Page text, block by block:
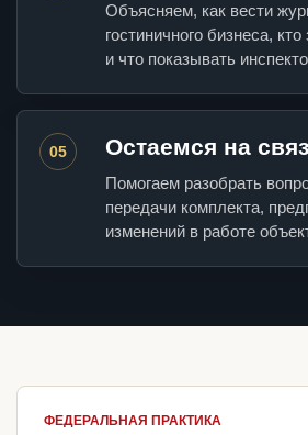
Объясняем, как вести
гостиничного бизнеса,
и что показывать
05 Остаемся на
Помогаем разобрать
передачи комплекта,
изменений в работе
ФЕДЕРАЛЬНАЯ ПРАКТИКА